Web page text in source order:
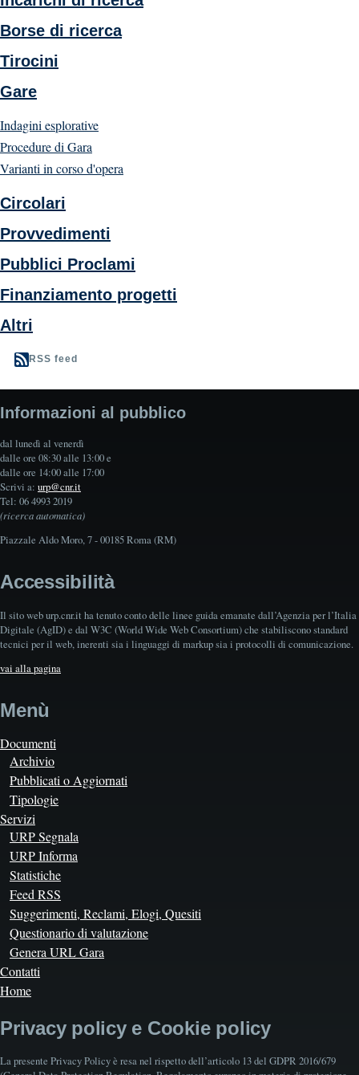
Borse di ricerca
Tirocini
Gare
Indagini esplorative
Procedure di Gara
Varianti in corso d'opera
Circolari
Provvedimenti
Pubblici Proclami
Finanziamento progetti
Altri
RSS feed
Informazioni al pubblico
dal lunedì al venerdì
dalle ore 08:30 alle 13:00 e
dalle ore 14:00 alle 17:00
Scrivi a: urp@cnr.it
Tel: 06 4993 2019
(ricerca automatica)
Piazzale Aldo Moro, 7 - 00185 Roma (RM)
Accessibilità
Il sito web urp.cnr.it ha tenuto conto delle linee guida emanate dall’Agenzia per l’Italia
Digitale (AgID) e dal W3C (World Wide Web Consortium) che stabiliscono standard
tecnici per il web, inerenti sia i linguaggi di markup sia i protocolli di comunicazione.
vai alla pagina
Menù
Documenti
Archivio
Pubblicati o Aggiornati
Tipologie
Servizi
URP Segnala
URP Informa
Statistiche
Feed RSS
Suggerimenti, Reclami, Elogi, Quesiti
Questionario di valutazione
Genera URL Gara
Contatti
Home
Privacy policy e Cookie policy
La presente Privacy Policy è resa nel rispetto dell’articolo 13 del GDPR 2016/679